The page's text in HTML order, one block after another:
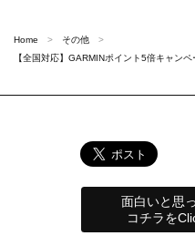
Home
その他
【全国対応】GARMINポイント5倍キャン
面白いと思
コチラを